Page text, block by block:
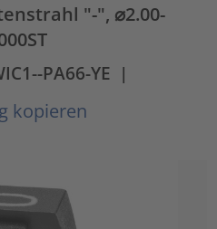
"-", ⌀2.00-
PA66-YE |
kopieren